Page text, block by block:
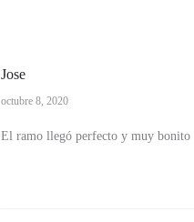
Jose
octubre 8, 2020
El ramo llegó perfecto y muy bonito